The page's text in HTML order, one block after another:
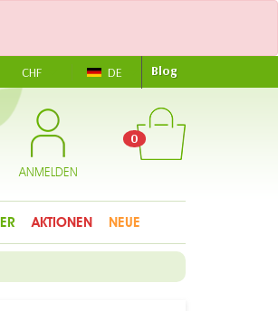
CHF DE Blog
ANMELDEN
0
AKTIONEN NEUE